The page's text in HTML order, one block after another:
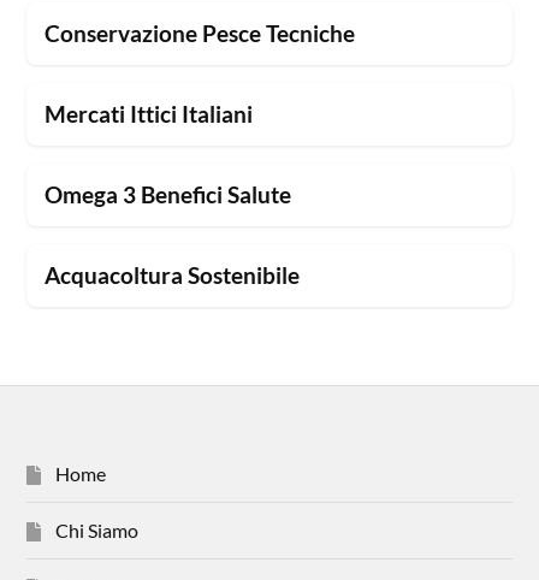
Conservazione Pesce Tecniche
Mercati Ittici Italiani
Omega 3 Benefici Salute
Acquacoltura Sostenibile
Home
Chi Siamo